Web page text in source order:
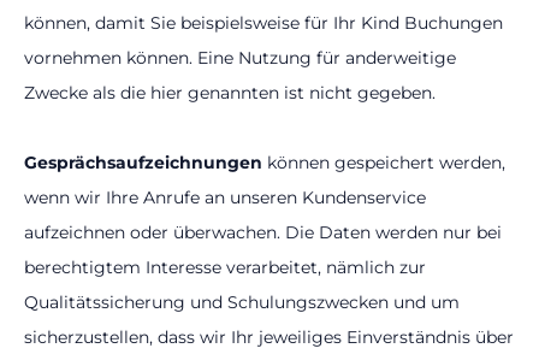
können, damit Sie beispielsweise für Ihr Kind Buchungen
vornehmen können. Eine Nutzung für anderweitige
Zwecke als die hier genannten ist nicht gegeben.
Gesprächsaufzeichnungen können gespeichert werden,
wenn wir Ihre Anrufe an unseren Kundenservice
aufzeichnen oder überwachen. Die Daten werden nur bei
berechtigtem Interesse verarbeitet, nämlich zur
Qualitätssicherung und Schulungszwecken und um
sicherzustellen, dass wir Ihr jeweiliges Einverständnis über